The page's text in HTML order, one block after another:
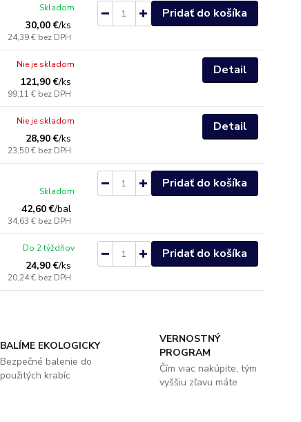
30,00 €/ks
24,39 € bez DPH
Skladom Pridať do košíka
121,90 €/ks
99,11 € bez DPH
Nie je skladom Detail
28,90 €/ks
23,50 € bez DPH
Nie je skladom Detail
42,60 €/bal
34,63 € bez DPH
Skladom
Pridať do košíka
24,90 €/ks
20,24 € bez DPH
Do 2 týždňov Pridať do košíka
BALÍME EKOLOGICKY
Bezpečné balenie do
použitých krabíc
VERNOSTNÝ
PROGRAM
Čím viac nakúpite, tým
vyššiu zľavu máte